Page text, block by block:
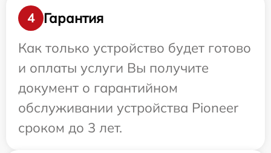
4
Гарантия
Как только устройство будет готово
и оплаты услуги Вы получите
документ о гарантийном
обслуживании устройства Pioneer
сроком до 3 лет.